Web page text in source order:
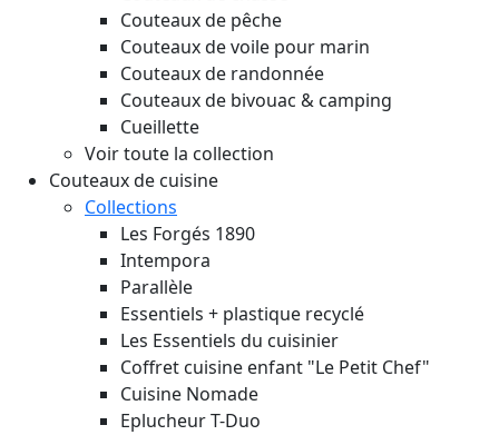
Couteaux de pêche
Couteaux de voile pour marin
Couteaux de randonnée
Couteaux de bivouac & camping
Cueillette
Voir toute la collection
Couteaux de cuisine
Collections
Les Forgés 1890
Intempora
Parallèle
Essentiels + plastique recyclé
Les Essentiels du cuisinier
Coffret cuisine enfant "Le Petit Chef"
Cuisine Nomade
Eplucheur T-Duo